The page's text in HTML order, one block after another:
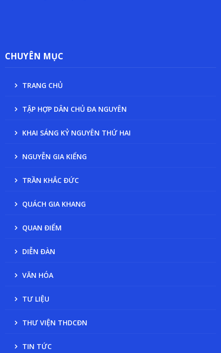
CHUYÊN MỤC
TRANG CHỦ
TẬP HỢP DÂN CHỦ ĐA NGUYÊN
KHAI SÁNG KỶ NGUYÊN THỨ HAI
NGUYỄN GIA KIỂNG
TRẦN KHẮC ĐỨC
QUÁCH GIA KHANG
QUAN ĐIỂM
DIỄN ĐÀN
VĂN HÓA
TƯ LIỆU
THƯ VIỆN THDCĐN
TIN TỨC